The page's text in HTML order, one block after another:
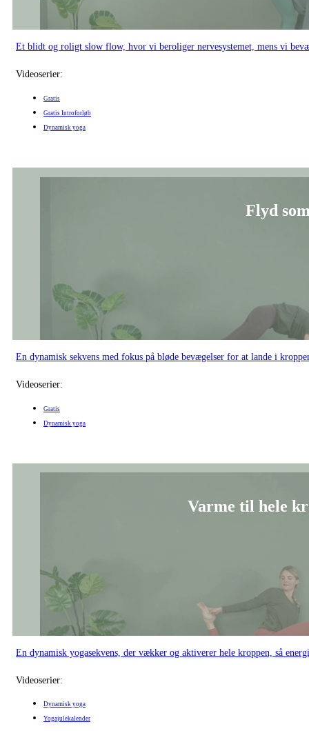
Et blidt og roligt slow flow, hvor vi beroliger nervesystemet, mens vi
Videoserier:
Gratis
Gratis Introforløb
Dynamisk yoga
Flyd
En dynamisk sekvens med fokus på bløde bevægelser for at lande i
Videoserier:
Gratis
Dynamisk yoga
Varme til hele
En dynamisk yogasekvens, der vækker og aktiverer hele kroppen, så
Videoserier:
Dynamisk yoga
Yogajulekalender